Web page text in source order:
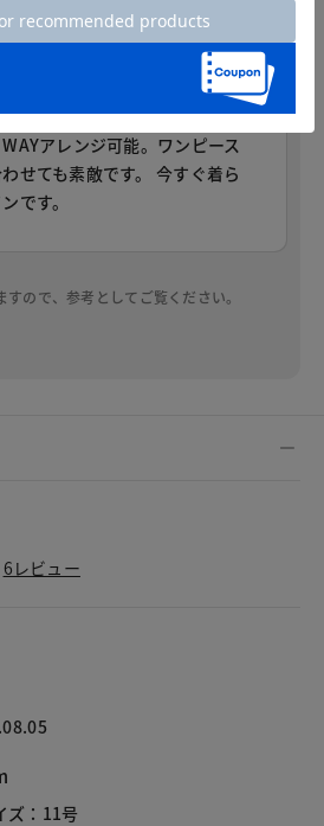
軽やかな着心地です。ちいさな
く裾の刺繍も程よい抜け感があ
アレンジ可能。ワンピース
せても素敵です。 今すぐ着ら
です。
ので、参考としてご覧ください。
6レビュー
ズ：11号